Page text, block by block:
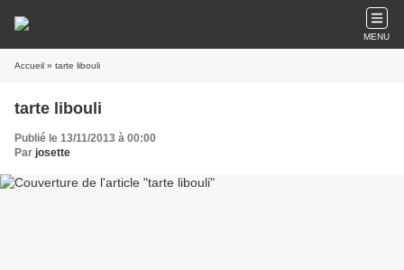
MENU
Accueil » tarte libouli
tarte libouli
Publié le 13/11/2013 à 00:00
Par josette